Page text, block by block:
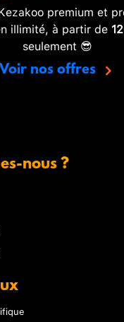
premium et
illimité, à partir de
seulement 😎
Voir nos offres
nous ?